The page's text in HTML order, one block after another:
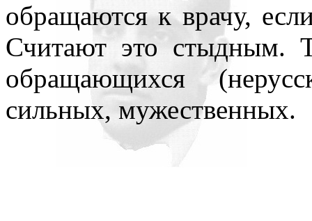
обращаются к врачу,
Считают это стыдным.
обращающихся
сильных, мужественных.